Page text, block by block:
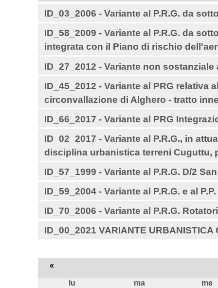
ID_03_2006 - Variante al P.R.G. da
ID_58_2009 - Variante al P.R.G. da
integrata con il Piano di rischio
ID_27_2012 - Variante non
ID_45_2012 - Variante al PRG
circonvallazione di Alghero - tratto
ID_66_2017 - Variante al PRG
ID_02_2017 - Variante al P.R.G., in
disciplina urbanistica terreni Cuguttu,
ID_57_1999 - Variante al P.R.G. D/2
ID_59_2004 - Variante al P.R.G. e al
ID_70_2006 - Variante al P.R.G.
ID_00_2021 VARIANTE URBANISTICA
«
lu ma me